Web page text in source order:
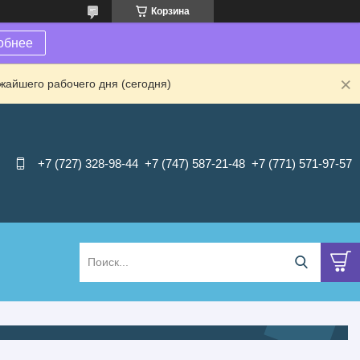
Корзина
рабочего дня (сегодня)
+7 (727) 328-98-44 +7 (747) 587-21-48 +7 (771) 571-97-57